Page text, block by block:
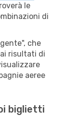
le
di
che
risultati di
aeree
biglietti